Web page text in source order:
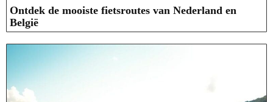
Ontdek de mooiste fietsroutes van Nederland en
België